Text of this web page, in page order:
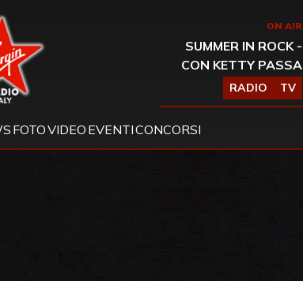
Virgin Radio ON AIR
SUMMER IN ROCK -
CON KETTY PASSA
RADIO TV
FOTOVIDEO EVENTICONCORSI